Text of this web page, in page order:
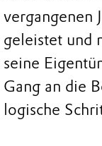
vergangenen
geleistet und
seine
Gang an die
logische